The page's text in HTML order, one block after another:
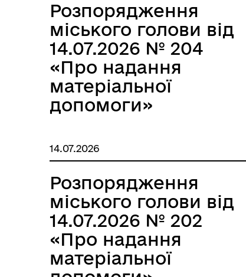
Розпорядження
міського голови від
14.07.2026 № 204
«Про надання
матеріальної
допомоги»
14.07.2026
Розпорядження
міського голови від
14.07.2026 № 202
«Про надання
матеріальної